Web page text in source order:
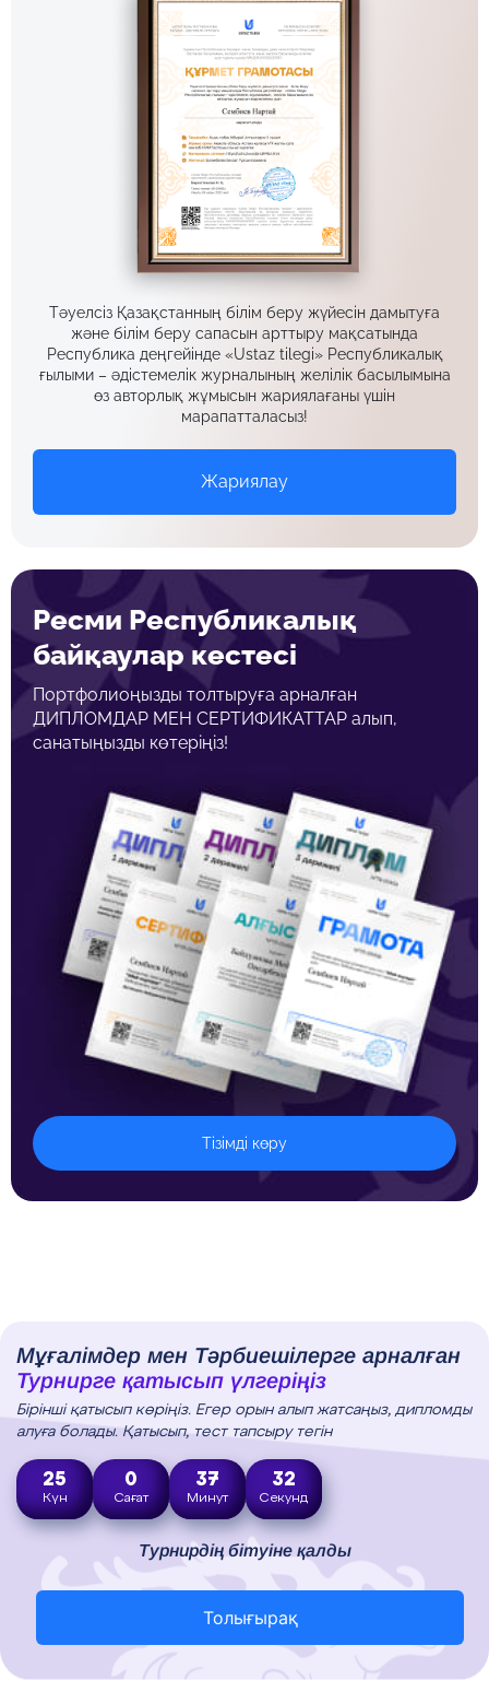
Тәуелсіз Қазақстанның білім беру жүйесін дамытуға
және білім беру сапасын арттыру мақсатында
Республика деңгейінде «Ustaz tilegi» Республикалық
ғылыми – әдістемелік журналының желілік басылымына
өз авторлық жұмысын жариялағаны үшін
марапатталасыз!
Жариялау
Ресми Республикалық
байқаулар кестесі
Портфолиоңызды толтыруға арналған
ДИПЛОМДАР МЕН СЕРТИФИКАТТАР алып,
санатыңызды көтеріңіз!
Тізімді көру
Мұғалімдер мен Тәрбиешілерге арналған
Турнирге қатысып үлгеріңіз
Бірінші қатысып көріңіз. Егер орын алып жатсаңыз, дипломды
алуға болады. Қатысып, тест тапсыру тегін
25
Күн
0
Сағат
37
Минут
31
Секунд
Турнирдің бітуіне қалды
Толығырақ